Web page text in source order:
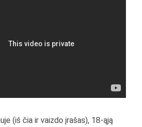
(iš čia ir vaizdo įrašas), 18-ąją